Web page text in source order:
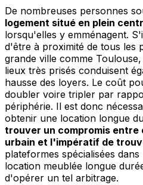
De nombreuses personnes
logement situé en plein
lorsqu'elles y emménagent.
d'être à proximité de tous les
grande ville comme
lieux très prisés conduisent
hausse des loyers. Le coût
doubler voire tripler par
périphérie. Il est donc
obtenir une location longue
trouver un compromis entre
urbain et l'impératif de
plateformes spécialisées
location meublée longue
d'opérer un tel arbitrage.